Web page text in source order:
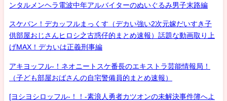
ンタルメンヘラ電波中年アルバイターのぬいぐるみ男子末路編
スケバン！デカッフルまっくす（デカい強い2次元嫁だいすき子
供部屋おじさんヒロシ之古惑仔的まとめ速報）話題な動画取り上
げMAX！デカいは正義刑事編
アキヨッフル-！ネオニートスケ番長のエキストラ芸能情報局！
（子ども部屋おばさんの自宅警備員的まとめ速報）
[ヨシヨシロッフル-！！-素浪人勇者カツオンの未解決事件簿へよ